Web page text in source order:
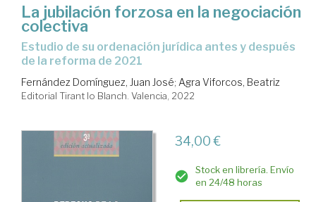
La jubilación forzosa en la negociación
colectiva
estudio de su ordenación jurídica antes y después
de la reforma de 2021
Fernández Domínguez, Juan José; Agra Viforcos, Beatriz
Editorial Tirant lo Blanch. Valencia, 2022
34,00 €
Stock en librería. Envío
en 24/48 horas